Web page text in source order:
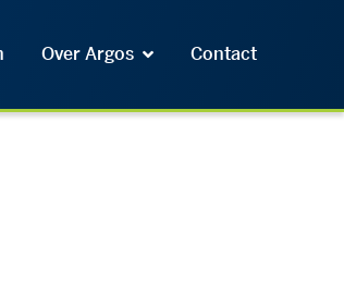
Over Argos Contact